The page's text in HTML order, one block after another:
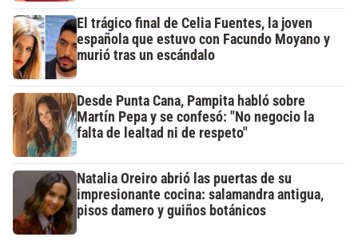
El trágico final de Celia Fuentes, la joven
española que estuvo con Facundo Moyano y
murió tras un escándalo
Desde Punta Cana, Pampita habló sobre
Martín Pepa y se confesó: "No negocio la
falta de lealtad ni de respeto"
Natalia Oreiro abrió las puertas de su
impresionante cocina: salamandra antigua,
pisos damero y guiños botánicos